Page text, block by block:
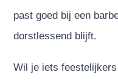
past goed bij een
dorstlessend blijft.
Wil je iets